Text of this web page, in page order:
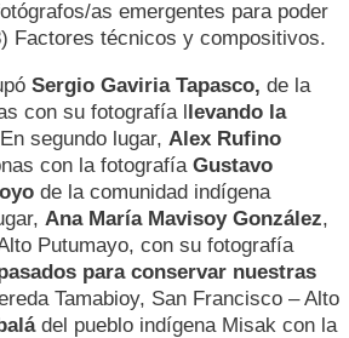
as emergentes para poder
Factores técnicos y compositivos.
Sergio Gaviria Tapasco, de la
con su fotografía llevando la
segundo lugar, Alex Rufino
con la fotografíaGustavo
de la comunidad indígena
Ana María Mavisoy González,
Putumayo, con su fotografía
para conservar nuestras
Tamabioy, San Francisco – Alto
del pueblo indígena Misak con la